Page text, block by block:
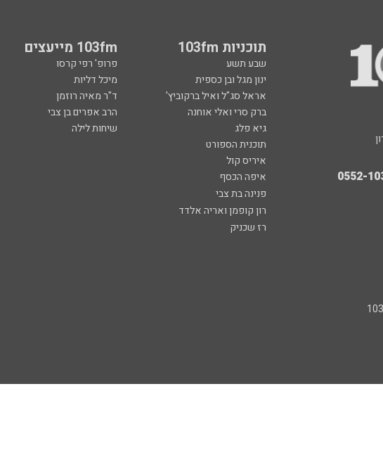
תוכניות 103fm 103fm מייעצים
שבע תשע פרופ' רפי קרסו
ינון מגל ובן כספית
מיכל דליות
אראל סג"ל ואיל ברקוביץ'
ד"ר מאיה רוזמן
ברק סרי ואלי אוחנה
הרב אפרים בן צבי
גיא פלג
שיחות לילה
תוכנית הספורט
איריס קול
איפה הכסף
פנינה בת צבי
רון קופמן ואריה אלדד
רז שכניק